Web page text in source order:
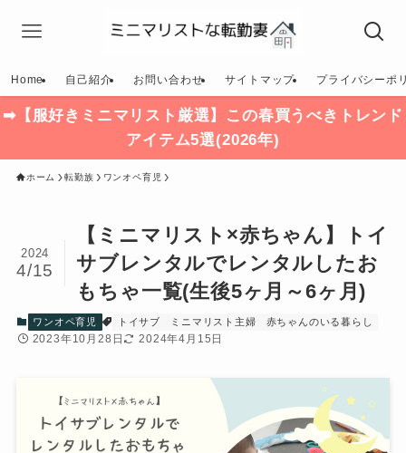
Home 自己紹介 お問い合わせ サイトマップ プライバシーポ
➡【服好きミニマリスト厳選】この春買うべきトレンド
アイテム5選(2026年)
ホーム 転勤族 ワンオペ育児
【ミニマリスト×赤ちゃん】トイ
サブレンタルでレンタルしたお
もちゃ一覧(生後5ヶ月～6ヶ月)
2024
4/15
ワンオペ育児 トイサブ ミニマリスト主婦 赤ちゃんのいる暮らし
2023年10月28日 2024年4月15日